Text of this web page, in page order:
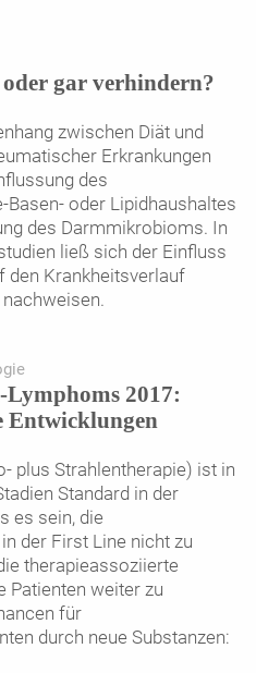
gar verhindern?
zwischen Diät und
Erkrankungen
des
Basen- oder Lipidhaushaltes
des Darmmikrobioms. In
ließ sich der Einfluss
den Krankheitsverlauf
2017:
Entwicklungen
plus Strahlentherapie) ist in
Standard in der
es sein, die
der First Line nicht zu
therapieassoziierte
Patienten weiter zu
für
durch neue Substanzen: